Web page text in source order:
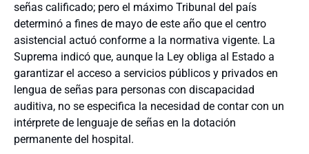
señas calificado; pero el máximo Tribunal del país
determinó a fines de mayo de este año que el centro
asistencial actuó conforme a la normativa vigente. La
Suprema indicó que, aunque la Ley obliga al Estado a
garantizar el acceso a servicios públicos y privados en
lengua de señas para personas con discapacidad
auditiva, no se especifica la necesidad de contar con un
intérprete de lenguaje de señas en la dotación
permanente del hospital.